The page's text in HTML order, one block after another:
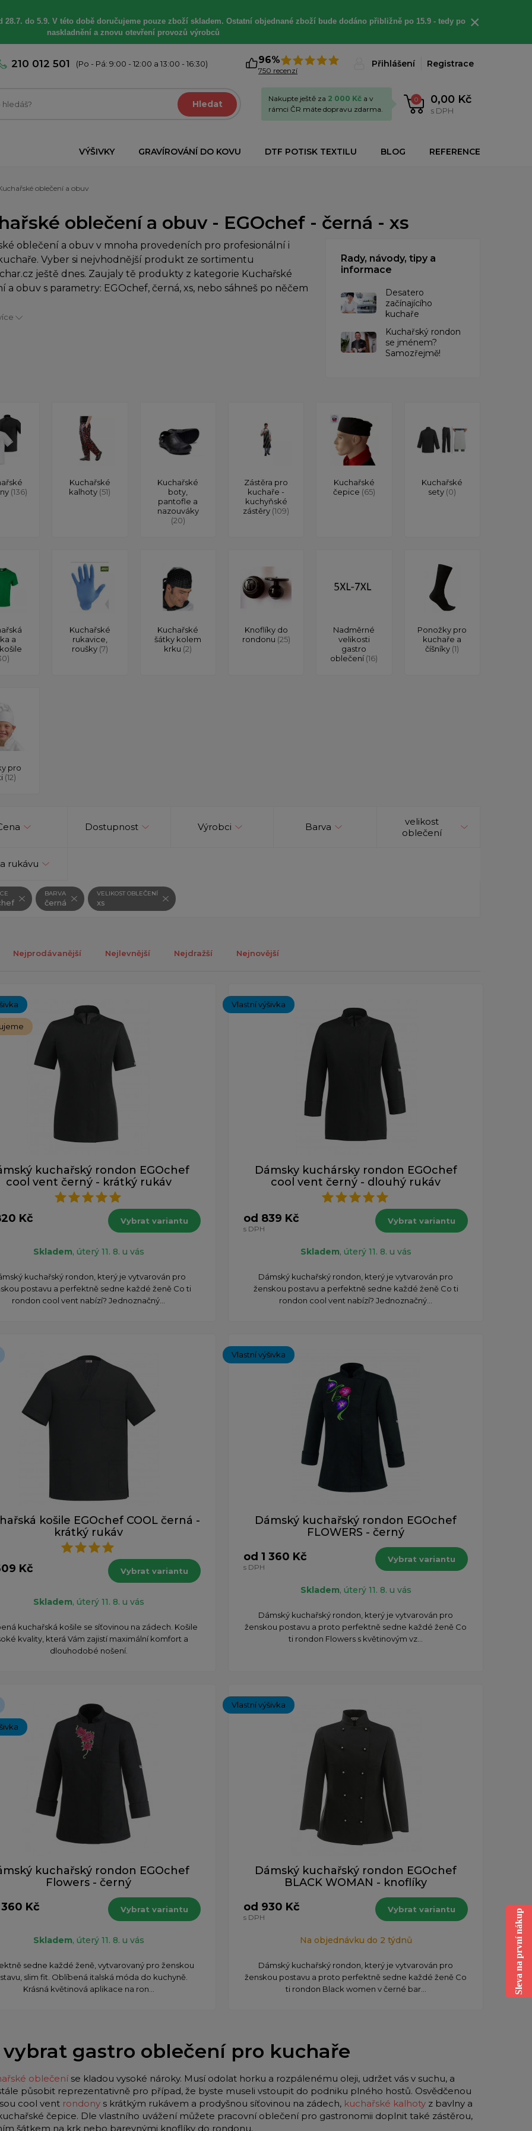
28.7. do 5.9. V této době doručujeme pouze zboží skladem. Ostatní objednané zboží bude dodáno přibližně po 15.9 - tedy po
naskladnění a znovu otevření provozů výrobců
×
210 012 501 (Po - Pá: 9:00 - 12:00 a 13:00 - 16:30) 96%
750 recenzí
Přihlášení Registrace
Hledat 0 0,00 Kč
s DPH
Nakupte ještě za 2 000 Kč a v
rámci ČR máte dopravu zdarma.
VÝŠIVKY GRAVÍROVÁNÍ DO KOVU DTF POTISK TEXTILU BLOG REFERENCE
oblečení a obuv
oblečení a obuv - EGOchef - černá - xs
oblečení a obuv v mnoha provedeních pro profesionální i
Vyber si nejvhodnější produkt ze sortimentu
ještě dnes. Zaujaly tě produkty z kategorie Kuchařské
a obuv s parametry: EGOchef, černá, xs, nebo sáhneš po něčem
Rady, návody, tipy a
informace
Desatero
začínajícího
kuchaře
Kuchařský rondon
se jménem?
Samozřejmě!
(136)
Kuchařské
kalhoty (51)
Kuchařské
boty,
pantofle a
nazouváky
(20)
Zástěra pro
kuchaře -
kuchyňské
zástěry (109)
Kuchařské
čepice (65)
Kuchařské
sety (0)
a
Kuchařské
rukavice,
roušky (7)
Kuchařské
šátky kolem
krku (2)
Knoflíky do
rondonu (25)
Nadměrné
velikosti
gastro
oblečení(16)
Ponožky pro
kuchaře a
číšníky (1)
pro
(12)
Dostupnost Výrobci Barva
velikost
oblečení
rukávu
BARVA
černá
VELIKOST OBLEČENÍ
xs
Nejprodávanější Nejlevnější Nejdražší Nejnovější
kuchařský rondon EGOchef
cool vent černý - krátký rukáv
Kč Vybrat variantu
Skladem, úterý 11. 8. u vás
kuchařský rondon, který je vytvarován pro
postavu a perfektně sedne každé ženě Co ti
rondon cool vent nabízí? Jednoznačný...
Vlastní výšivka
Dámsky kuchársky rondon EGOchef
cool vent černý - dlouhý rukáv
od 839 Kč
s DPH
Vybrat variantu
Skladem, úterý 11. 8. u vás
Dámský kuchařský rondon, který je vytvarován pro
ženskou postavu a perfektně sedne každé ženě Co ti
rondon cool vent nabízí? Jednoznačný...
košile EGOchef COOL černá -
krátký rukáv
Kč Vybrat variantu
Skladem, úterý 11. 8. u vás
kuchařská košile se síťovinou na zádech. Košile
kvality, která Vám zajistí maximální komfort a
dlouhodobé nošení.
Vlastní výšivka
Dámský kuchařský rondon EGOchef
FLOWERS - černý
od 1 360 Kč
s DPH
Vybrat variantu
Skladem, úterý 11. 8. u vás
Dámský kuchařský rondon, který je vytvarován pro
ženskou postavu a proto perfektně sedne každé ženě Co
ti rondon Flowers s květinovým vz...
kuchařský rondon EGOchef
Flowers - černý
360 Kč
Vybrat variantu
Skladem, úterý 11. 8. u vás
sedne každé ženě, vytvarovaný pro ženskou
slim fit. Oblíbená italská móda do kuchyně.
Krásná květinová aplikace na ron...
Vlastní výšivka
Dámský kuchařský rondon EGOchef
BLACK WOMAN - knoflíky
od 930 Kč
s DPH
Vybrat variantu
Na objednávku do 2 týdnů
Dámský kuchařský rondon, který je vytvarován pro
ženskou postavu a proto perfektně sedne každé ženě Co
ti rondon Black women v černé bar...
gastro oblečení pro kuchaře
oblečeníse kladou vysoké nároky. Musí odolat horku a rozpálenému oleji, udržet vás v suchu, a
působit reprezentativně pro případ, že byste museli vstoupit do podniku plného hostů. Osvědčenou
cool vent rondony s krátkým rukávem a prodyšnou síťovinou na zádech, kuchařské kalhoty z bavlny a
čepice. Dle vlastního uvážení můžete pracovní oblečení pro gastronomii doplnit také zástěrou,
šátkem na krk nebo barevnými knoflíky do rondonu.
Sleva na první nákup